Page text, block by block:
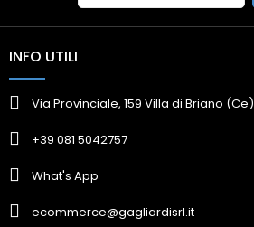
INFO UTILI
Via Provinciale, 159 Villa di Briano (Ce)
+39 081 5042757
What's App
ecommerce@gagliardisrl.it